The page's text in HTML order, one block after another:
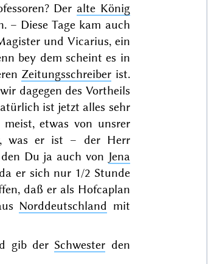
Der alte König
– Diese Tage kam auch
und Vicarius, ein
bey dem scheint es in
Zeitungsschreiber ist.
dagegen des Vortheils
ist jetzt alles sehr
meist, etwas von unsrer
was er ist – der Herr
Du ja auch von Jena
er sich nur 1/2 Stunde
daß er als Hofcaplan
Norddeutschland mit
gib der Schwester den